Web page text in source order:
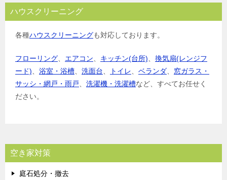
ハウスクリーニング
各種ハウスクリーニングも対応しております。
フローリング、 エアコン、 キッチン(台所)、 換気扇(レンジフ
ード)、 浴室・浴槽、 洗面台、 トイレ、 ベランダ、 窓ガラス・
サッシ・網戸・雨戸、 洗濯機・洗濯槽など、すべてお任せく
ださい。
空き家対策
庭石処分・撤去